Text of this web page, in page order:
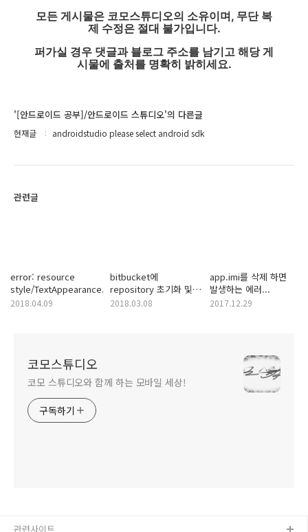
모든 게시물은 코모스튜디오의 소유이며, 무단 복
제 수정은 절대 불가입니다.
퍼가실 경우 댓글과 블로그 주소를 남기고 해당 게
시물에 출처를 명확히 밝히세요.
'[안드로이드 공부]/안드로이드 스튜디오'의 다른글
현재글 androidstudio please select android sdk
관련글
error: resource
style/TextAppearance.AppCompat.Notification.Title
2018.04.09
bitbucket에
repository 초기화 및
push
2018.03.08
app.imi를 삭제 하면
발생하는 에러...
2017.12.29
코모스튜디오
코모 스튜디오와 함께 하는 모바일 세상!
구독하기
관련사이트